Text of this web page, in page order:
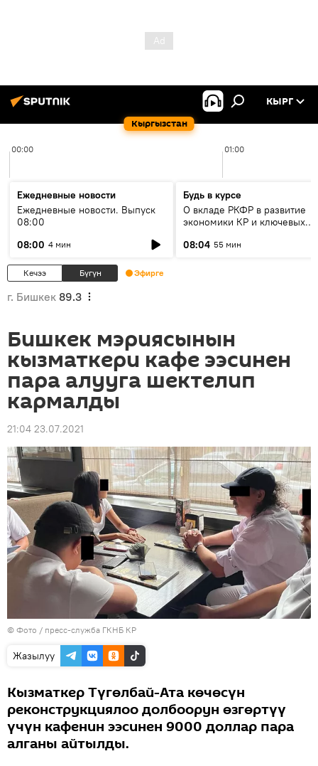
Кыргызстан
КЫРГ
00:00 01:00
Ежедневные новости
Ежедневные новости. Выпуск
08:00
08:00 4 мин
Будь в курсе
О вкладе РКФР в развитие
экономики КР и ключевых
08:04 55 мин
Кечээ Бүгүн Эфирге
г. Бишкек 89.3
Бишкек мэриясынын
кызматкери кафе ээсинен
пара алууга шектелип
кармалды
21:04 23.07.2021
© Фото / пресс-служба ГКНБ КР
Жазылуу
Кызматкер Түгөлбай-Ата көчөсүн
реконструкциялоо долбоорун өзгөртүү
үчүн кафенин ээсинен 9000 доллар пара
алганы айтылды.